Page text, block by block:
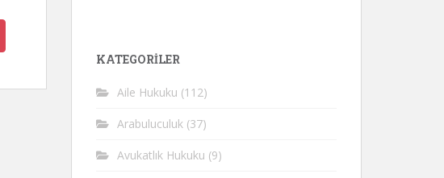
KATEGORİLER
Aile Hukuku (112)
Arabuluculuk (37)
Avukatlık Hukuku (9)